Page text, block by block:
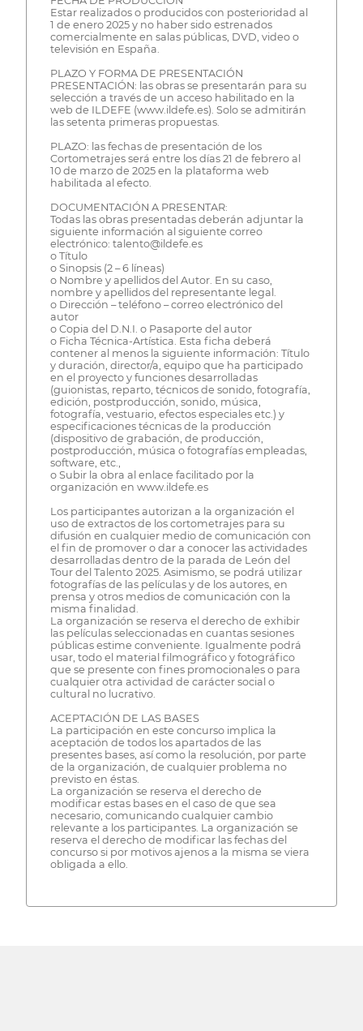
Estar realizados o producidos con posterioridad al
1 de enero 2025 y no haber sido estrenados
comercialmente en salas públicas, DVD, video o
televisión en España.
PLAZO Y FORMA DE PRESENTACIÓN
PRESENTACIÓN: las obras se presentarán para su
selección a través de un acceso habilitado en la
web de ILDEFE (www.ildefe.es). Solo se admitirán
las setenta primeras propuestas.
PLAZO: las fechas de presentación de los
Cortometrajes será entre los días 21 de febrero al
10 de marzo de 2025 en la plataforma web
habilitada al efecto.
DOCUMENTACIÓN A PRESENTAR:
Todas las obras presentadas deberán adjuntar la
siguiente información al siguiente correo
electrónico: talento@ildefe.es
o Título
o Sinopsis (2 – 6 líneas)
o Nombre y apellidos del Autor. En su caso,
nombre y apellidos del representante legal.
o Dirección – teléfono – correo electrónico del
autor
o Copia del D.N.I. o Pasaporte del autor
o Ficha Técnica-Artística. Esta ficha deberá
contener al menos la siguiente información: Título
y duración, director/a, equipo que ha participado
en el proyecto y funciones desarrolladas
(guionistas, reparto, técnicos de sonido, fotografía,
edición, postproducción, sonido, música,
fotografía, vestuario, efectos especiales etc.) y
especificaciones técnicas de la producción
(dispositivo de grabación, de producción,
postproducción, música o fotografías empleadas,
software, etc.,
o Subir la obra al enlace facilitado por la
organización en www.ildefe.es
Los participantes autorizan a la organización el
uso de extractos de los cortometrajes para su
difusión en cualquier medio de comunicación con
el fin de promover o dar a conocer las actividades
desarrolladas dentro de la parada de León del
Tour del Talento 2025. Asimismo, se podrá utilizar
fotografías de las películas y de los autores, en
prensa y otros medios de comunicación con la
misma finalidad.
La organización se reserva el derecho de exhibir
las películas seleccionadas en cuantas sesiones
públicas estime conveniente. Igualmente podrá
usar, todo el material filmográfico y fotográfico
que se presente con fines promocionales o para
cualquier otra actividad de carácter social o
cultural no lucrativo.
ACEPTACIÓN DE LAS BASES
La participación en este concurso implica la
aceptación de todos los apartados de las
presentes bases, así como la resolución, por parte
de la organización, de cualquier problema no
previsto en éstas.
La organización se reserva el derecho de
modificar estas bases en el caso de que sea
necesario, comunicando cualquier cambio
relevante a los participantes. La organización se
reserva el derecho de modificar las fechas del
concurso si por motivos ajenos a la misma se viera
obligada a ello.